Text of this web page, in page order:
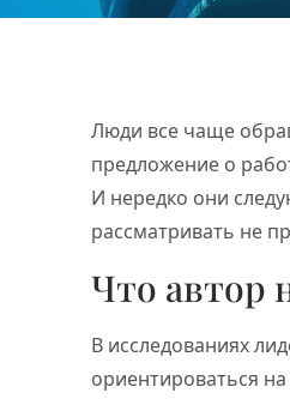
Люди все чаще
предложение о
И нередко они
рассматривать не
Что автор
В исследованиях
ориентироваться